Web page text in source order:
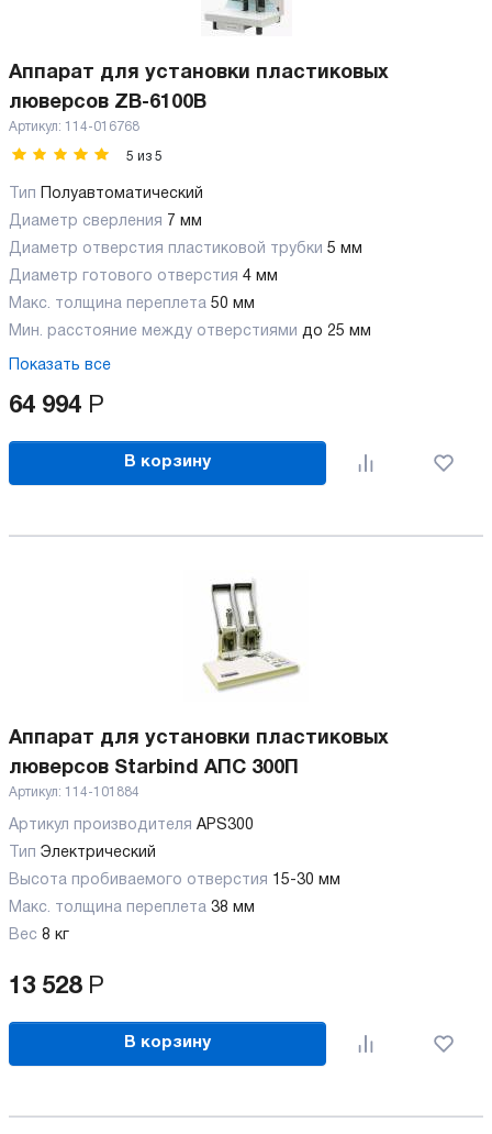
Аппарат для установки пластиковых
люверсов ZB-6100B
Артикул: 114-016768
5 из 5
Тип
Полуавтоматический
Диаметр сверления 7 мм
Диаметр отверстия пластиковой трубки 5 мм
Диаметр готового отверстия 4 мм
Макс. толщина переплета 50 мм
Мин. расстояние между отверстиями до 25 мм
Показать все
64 994 Р
В корзину
Аппарат для установки пластиковых
люверсов Starbind АПС 300П
Артикул: 114-101884
Артикул производителя APS300
Тип Электрический
Высота пробиваемого отверстия 15-30 мм
Макс. толщина переплета 38 мм
Вес 8 кг
13 528 Р
В корзину